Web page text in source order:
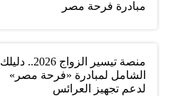
مبادرة فرحة مصر
منصة تيسير الزواج 2026.. دليلك
الشامل لمبادرة «فرحة مصر»
لدعم تجهيز العرائس